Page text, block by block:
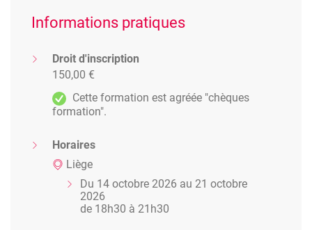
Informations pratiques
Droit d'inscription
150,00 €
Cette formation est agréée "chèques
formation".
Horaires
Liège
Du 14 octobre 2026 au 21 octobre
2026
de 18h30 à 21h30